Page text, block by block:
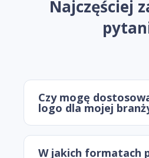
Najczęściej
Czy mogę
logo dla mojej
W jakich formatach